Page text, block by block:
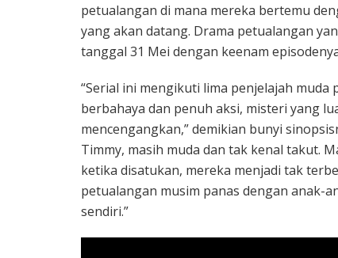
petualangan di mana mereka bertemu
yang akan datang. Drama petualangan
tanggal 31 Mei dengan keenam
“Serial ini mengikuti lima penjelajah
berbahaya dan penuh aksi, misteri yang
mencengangkan,” demikian bunyi
Timmy, masih muda dan tak kenal takut.
ketika disatukan, mereka menjadi tak
petualangan musim panas dengan anak-
sendiri.”